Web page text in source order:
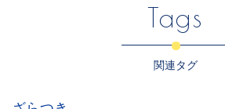
Tags
関連タグ